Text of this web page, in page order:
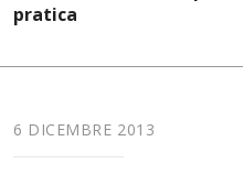
pratica
6 DICEMBRE 2013